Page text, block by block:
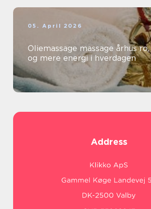
05. April 2026
Oliemassage massage århus ro, velvære
og mere energi i hverdagen
Address